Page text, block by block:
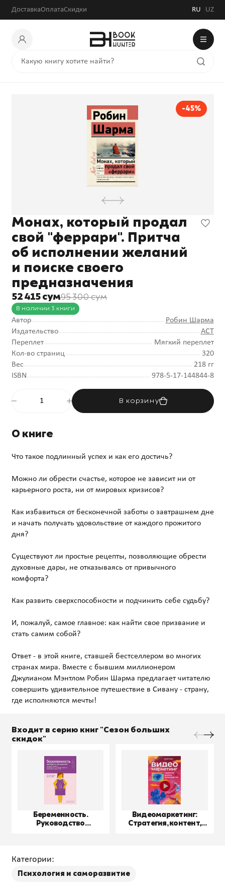
ДоставкаОплатаСкидки RU UZ
-45%
Монах, который продал
свой "феррари". Притча
об исполнении желаний
и поиске своего
предназначения
52 415 сум95 300 сум
В наличии 3 книги
Автор
Робин Шарма
Издательство
АСТ
Переплет
Мягкий переплет
Кол-во страниц
320
Вес
218 гг
ISBN
978-5-17-144844-8
В корзину
О книге
Что такое подлинный успех и как его достичь?
Можно ли обрести счастье, которое не зависит ни от
карьерного роста, ни от мировых кризисов?
Как избавиться от бесконечной заботы о завтрашнем дне
и начать получать удовольствие от каждого прожитого
дня?
Существуют ли простые рецепты, позволяющие обрести
духовные дары, не отказываясь от привычного
комфорта?
Как развить сверхспособности и подчинить себе судьбу?
И, пожалуй, самое главное: как найти свое призвание и
стать самим собой?
Ответ - в этой книге, ставшей бестселлером во многих
странах мира. Вместе с бывшим миллионером
Джулианом Мэнтлом Робин Шарма предлагает читателю
совершить удивительное путешествие в Сивану - страну,
Входит в серию книг "Сезон больших
скидок"
Беременность.
Руководство
Видеомаркетинг:
Стратегия, контент,
Категории:
Психология и саморазвитие